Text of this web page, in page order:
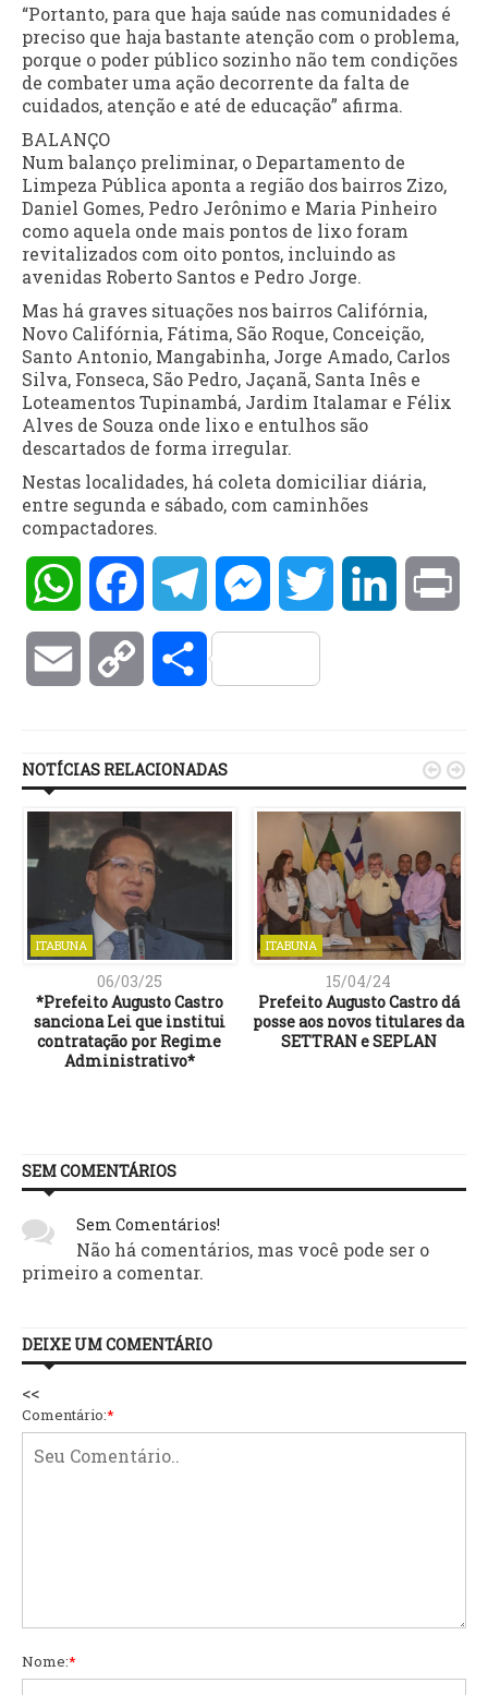
“Portanto, para que haja saúde nas comunidades é
preciso que haja bastante atenção com o problema,
porque o poder público sozinho não tem condições
de combater uma ação decorrente da falta de
cuidados, atenção e até de educação” afirma.
BALANÇO
Num balanço preliminar, o Departamento de
Limpeza Pública aponta a região dos bairros Zizo,
Daniel Gomes, Pedro Jerônimo e Maria Pinheiro
como aquela onde mais pontos de lixo foram
revitalizados com oito pontos, incluindo as
avenidas Roberto Santos e Pedro Jorge.
Mas há graves situações nos bairros Califórnia,
Novo Califórnia, Fátima, São Roque, Conceição,
Santo Antonio, Mangabinha, Jorge Amado, Carlos
Silva, Fonseca, São Pedro, Jaçanã, Santa Inês e
Loteamentos Tupinambá, Jardim Italamar e Félix
Alves de Souza onde lixo e entulhos são
descartados de forma irregular.
Nestas localidades, há coleta domiciliar diária,
entre segunda e sábado, com caminhões
compactadores.
WhatsAppFacebookTelegramMessengerTwitter LinkedIn
Email Copy Compartilhar
NOTÍCIAS RELACIONADAS
ITABUNA
06/03/25
*Prefeito Augusto Castro
sanciona Lei que institui
contratação por Regime
Administrativo*
ITABUNA
15/04/24
Prefeito Augusto Castro dá
posse aos novos titulares da
SETTRAN e SEPLAN
 
SEM COMENTÁRIOS
Sem Comentários!
Não há comentários, mas você pode ser o
primeiro a comentar.
DEIXE UM COMENTÁRIO
<<
Comentário:*
Nome:*